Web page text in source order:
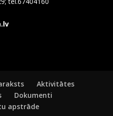
Aktivitātes
Dokumenti
apstrāde